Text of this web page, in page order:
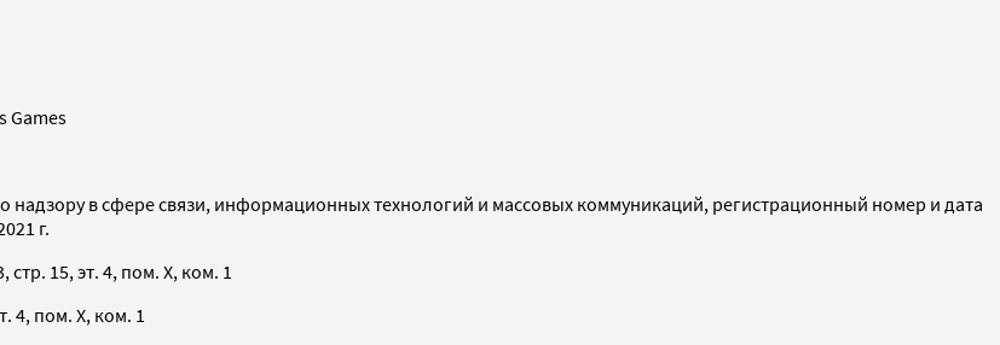
Games
надзору в сфере связи, информационных технологий и массовых коммуникаций, регистрационный номер и дата
г.
15, эт. 4, пом. X, ком. 1
4, пом. X, ком. 1